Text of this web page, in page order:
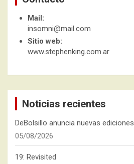
Mail:
insomni@mail.com
Sitio web:
www.stephenking.com.ar
Noticias recientes
DeBolsillo anuncia nuevas ediciones
05/08/2026
19: Revisited